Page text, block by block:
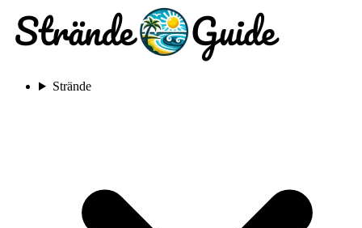
Strände